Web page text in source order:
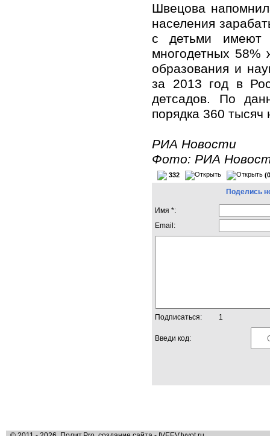
Швецова
населения
с детьми имеют
многодетных 58%
образования и
за 2013 год в
детсадов. По
порядка 360
РИА Новости
Фото: РИА
332
Поделись
Имя *:
Email:
Подписаться: 1
Введи код: